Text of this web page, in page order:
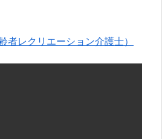
者レクリエーション介護士）